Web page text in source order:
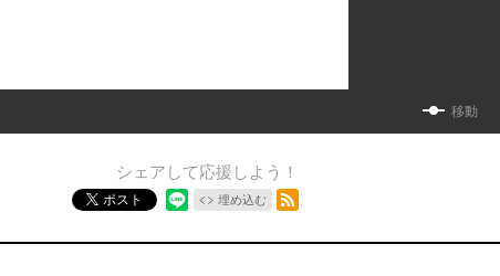
移動
シェアして応援しよう！
ポスト 埋め込む